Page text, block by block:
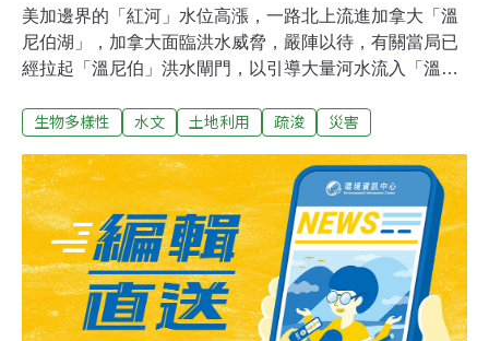
美加邊界的「紅河」水位高漲，一路北上流進加拿大「溫
尼伯湖」，加拿大面臨洪水威脅，嚴陣以待，有關當局已
經拉起「溫尼伯」洪水閘門，以引導大量河水流入「溫尼
最大洪峰這星期將達六公尺高，未來一、兩個星期將直接
科他州」的13公尺高，但是「溫尼伯」所在的「曼尼托巴
省」南部大片平原已遭洪水沖刷，三分之二的農地都已成
水鄉澤國。過去幾星期，加拿大當局為疏減洪災，已加緊
清理河道，疏通壅塞在河中的浮冰，不過，隨著大量河水
流入，冰塊會加速溶解，水位也將進一步增高。目前沿河
地區居民已經完成鞏固堤防及堆沙包的措施，預計第一波
洪峰會在(當地時間星期四)稍晚抵達。加拿大「曼尼托巴
生物多樣性 水文 土地利用 疏浚 災害